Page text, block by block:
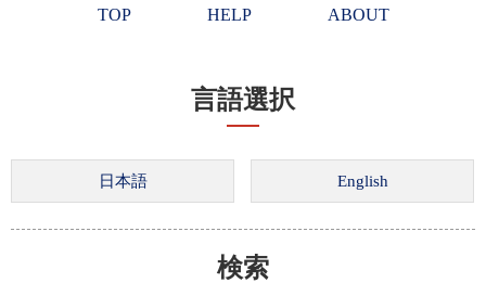
TOP HELP ABOUT
言語選択
検索